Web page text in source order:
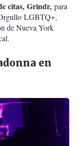
citas, Grindr, para
LGBTQ+,
de Nueva York
en